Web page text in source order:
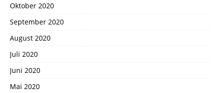
Oktober 2020
September 2020
August 2020
Juli 2020
Juni 2020
Mai 2020